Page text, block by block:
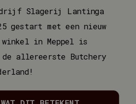
Slagerij Lantinga
gestart met een nieuw
winkel in Meppel is
de allereerste Butchery